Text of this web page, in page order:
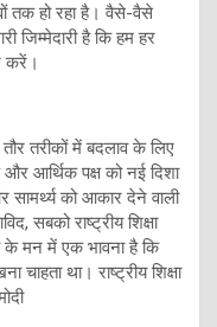
तक हो रहा है। वैसे-वैसे
जिम्मेदारी है कि हम हर
करें।
तौर तरीकों में बदलाव के लिए
आर्थिक पक्ष को नई दिशा
को आकार देने वाली
सबको राष्ट्रीय शिक्षा
के मन में एक भावना है कि
चाहता था। राष्ट्रीय शिक्षा